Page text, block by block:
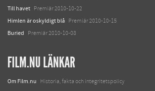
Till havet Premiär 2010-10-22
Himlen är oskyldigt blå Premiär 2010-10-15
Buried Premiär 2010-10-08
FILM.NU LÄNKAR
Om Film.nu Historia, fakta och integritetspolicy